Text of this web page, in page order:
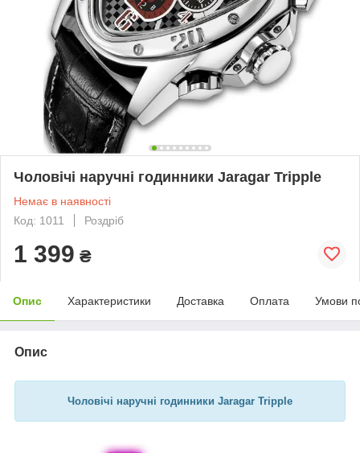
Чоловічі наручні годинники Jaragar Tripple
Немає в наявності
Код: 1011
Роздріб
1 399 ₴
Опис Характеристики Доставка Оплата Умови
Опис
Чоловічі наручні годинники Jaragar Tripple